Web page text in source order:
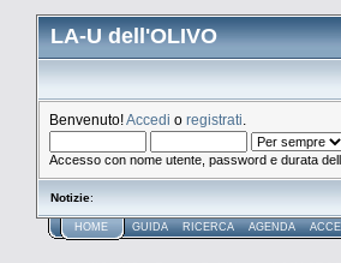
LA-U dell'OLIVO
Benvenuto!Accedi o registrati
Accesso con nome utente, password e durata
Notizie:
HOME GUIDA RICERCA AGENDA